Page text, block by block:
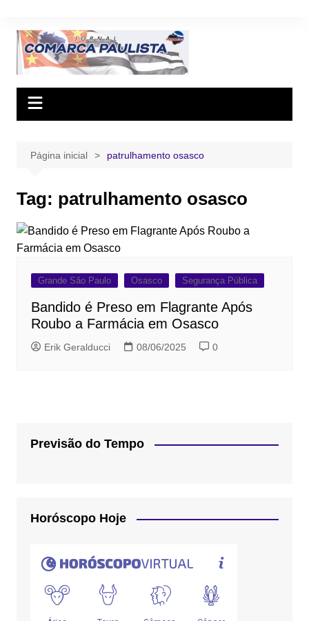
conteúdo
Página inicial patrulhamento osasco
Tag: patrulhamento osasco
Grande São Paulo Osasco Segurança Pública
Bandido é Preso em Flagrante Após
Roubo a Farmácia em Osasco
Erik Geralducci 08/06/2025 0
Previsão do Tempo
Horóscopo Hoje